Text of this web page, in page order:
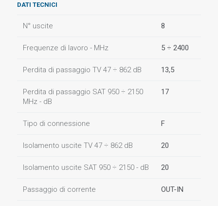
DATI TECNICI
N° uscite 8
Frequenze di lavoro - MHz 5 ÷ 2400
Perdita di passaggio TV 47 ÷ 862 dB 13,5
Perdita di passaggio SAT 950 ÷ 2150
MHz - dB
17
Tipo di connessione F
Isolamento uscite TV 47 ÷ 862 dB 20
Isolamento uscite SAT 950 ÷ 2150 - dB 20
Passaggio di corrente OUT-IN